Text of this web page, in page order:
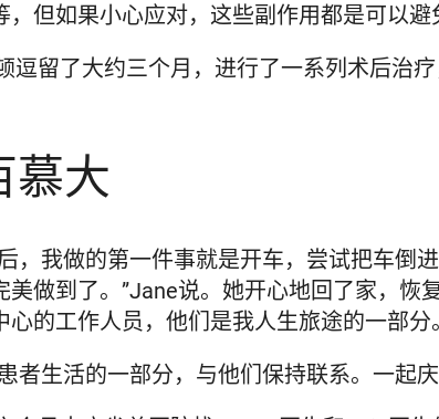
，但如果小心应对，这些副作用都是可以避
逗留了大约三个月，进行了一系列术后治
慕大
，我做的第一件事就是开车，尝试把车倒
美做到了。”Jane说。她开心地回了家，
心的工作人员，他们是我人生旅途的一部分
者生活的一部分，与他们保持联系。一起